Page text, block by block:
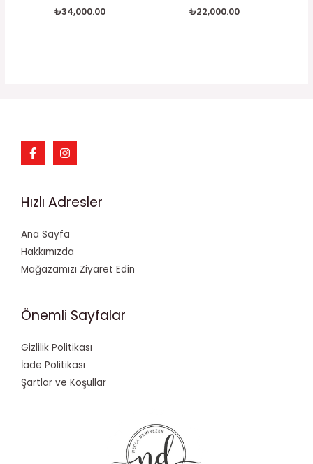
₺34,000.00 ₺22,000.00
Hızlı Adresler
Ana Sayfa
Hakkımızda
Mağazamızı Ziyaret Edin
Önemli Sayfalar
Gizlilik Politikası
İade Politikası
Şartlar ve Koşullar